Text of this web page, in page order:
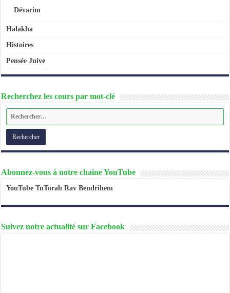
Dévarim
Halakha
Histoires
Pensée Juive
Recherchez les cours par mot-clé
Abonnez-vous à notre chaine YouTube
YouTube TuTorah Rav Bendrihem
Suivez notre actualité sur Facebook